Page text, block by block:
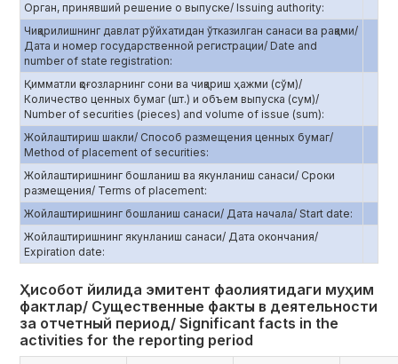
Орган, принявший решение о выпуске/ Issuing authority:
Чиқарилишнинг давлат рўйхатидан ўтказилган санаси ва рақами/
Дата и номер государственной регистрации/ Date and
number of state registration:
Қимматли қоғозларнинг сони ва чиқариш ҳажми (сўм)/
Количество ценных бумаг (шт.) и объем выпуска (сум)/
Number of securities (pieces) and volume of issue (sum):
Жойлаштириш шакли/ Способ размещения ценных бумаг/
Method of placement of securities:
Жойлаштиришнинг бошланиш ва якунланиш санаси/ Сроки
размещения/ Terms of placement:
Жойлаштиришнинг бошланиш санаси/ Дата начала/ Start date:
Жойлаштиришнинг якунланиш санаси/ Дата окончания/
Еxpiration date:
Ҳисобот йилида эмитент фаолиятидаги муҳим
фактлар/ Существенные факты в деятельности
за отчетный период/ Significant facts in the
activities for the reporting period